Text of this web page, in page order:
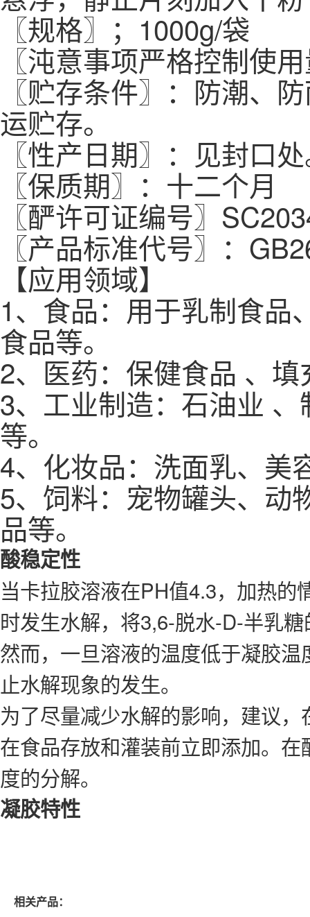
〖规格〗；1000g/袋
〖沌意事项严格控制使
〖贮存条件〗：防潮、
运贮存。
〖性产日期〗：见封口
〖保质期〗：十二个月
〖酽许可证编号〗
〖产品标准代号〗：
【应用领域】
1、食品：用于乳制食品
食品等。
2、医药：保健食品 、
3、工业制造：石油业
等。
4、化妆品：洗面乳、美
5、饲料：宠物罐头、动
品等。
酸稳定性
当卡拉胶溶液在PH值4.3，加热
时发生水解，将3,6-脱水-D-半乳
然而，一旦溶液的温度低于凝胶
止水解现象的发生。
为了尽量减少水解的影响，建议
在食品存放和灌装前立即添加。
度的分解。
凝胶特性
相关产品：